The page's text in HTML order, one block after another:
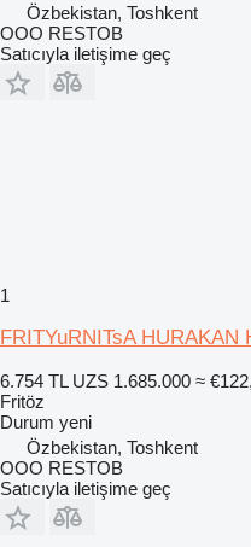
Özbekistan, Toshkent
OOO RESTOB
Satıcıyla iletişime geç
1
FRITYuRNITsA HURAKAN
6.754 TL UZS 1.685.000 ≈
Fritöz
Durum yeni
Özbekistan, Toshkent
OOO RESTOB
Satıcıyla iletişime geç